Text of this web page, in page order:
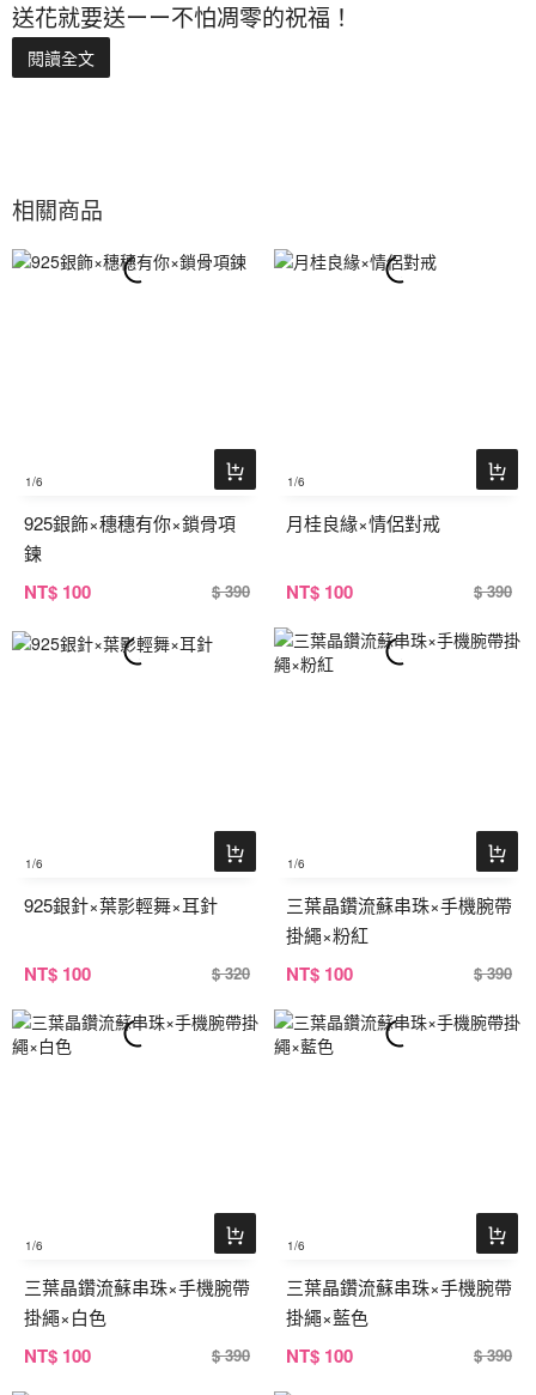
送花就要送ーー不怕凋零的祝福！
閱讀全文
相關商品
1/6
925銀飾×穗穗有你×鎖骨項
鍊
NT$ 100 $ 390
1/6
月桂良緣×情侶對戒
NT$ 100 $ 390
1/6
925銀針×葉影輕舞×耳針
NT$ 100 $ 320
1/6
三葉晶鑽流蘇串珠×手機腕帶
掛繩×粉紅
NT$ 100 $ 390
1/6
三葉晶鑽流蘇串珠×手機腕帶
掛繩×白色
NT$ 100 $ 390
1/6
三葉晶鑽流蘇串珠×手機腕帶
掛繩×藍色
NT$ 100 $ 390